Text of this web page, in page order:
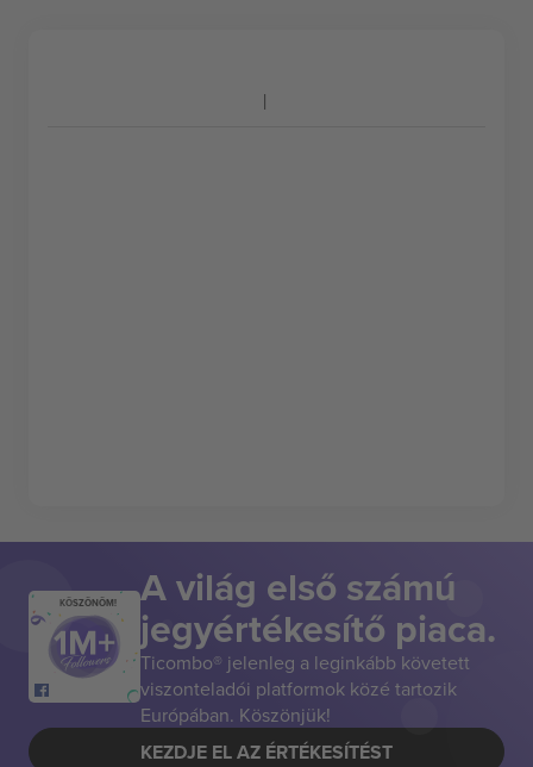
KÖSZÖNÖM! A világ első számú
jegyértékesítő piaca.
Ticombo® jelenleg a leginkább követett
viszonteladói platformok közé tartozik
Európában. Köszönjük!
KEZDJE EL AZ ÉRTÉKESÍTÉST